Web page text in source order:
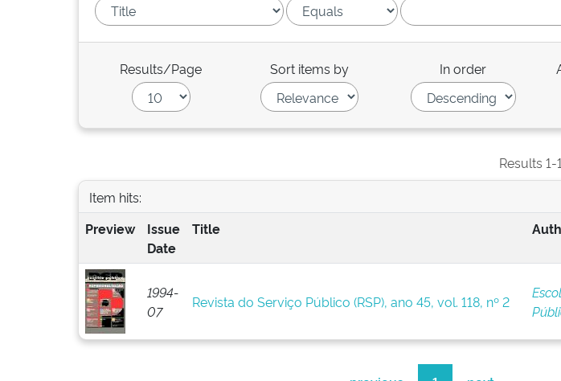
Results/Page Sort items by In order
Results
Item hits:
Preview
Issue
Date
Title
1994-
07
Revista do Serviço Público (RSP), ano 45, vol. 118, nº 2